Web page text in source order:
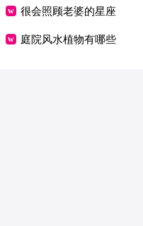
很会照顾老婆的星座
庭院风水植物有哪些